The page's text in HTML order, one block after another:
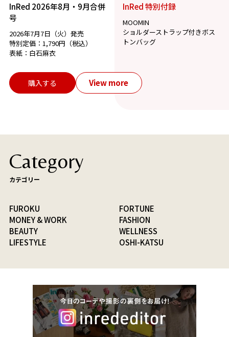
InRed 2026年8月・9月合併
号
2026年7月7日（火）発売
特別定価：1,790円（税込）
表紙：白石麻衣
InRed 特別付録
MOOMIN
ショルダーストラップ付きボス
トンバッグ
購入する View more
Category
カテゴリー
FUROKU
FORTUNE
MONEY & WORK
FASHION
BEAUTY
WELLNESS
LIFESTYLE
OSHI-KATSU